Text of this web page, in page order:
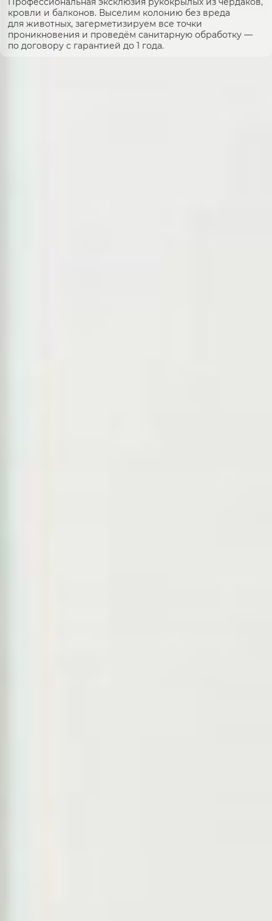
кровли и балконов. Выселим колонию без вреда
для животных, загерметизируем все точки
проникновения и проведём санитарную обработку —
по договору с гарантией до 1 года.